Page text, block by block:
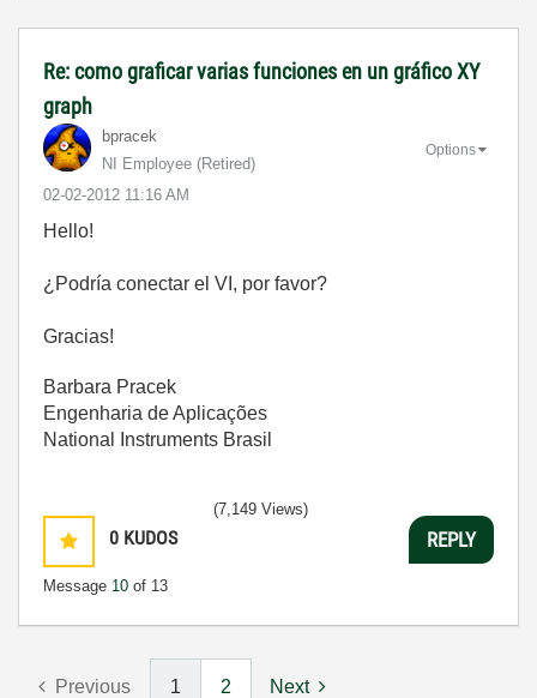
Re: como graficar varias funciones en un gráfico XY
graph
bpracek
NI Employee (retired)
‎02-02-2012 11:16 AM
Options
Hello!
¿Podría conectar el VI , por favor?
Gracias!
Barbara Pracek
Engenharia de Aplicações
National Instruments Brasil
0 KUDOS
Message 10 of 13
(7,149 Views)
REPLY
Previous 1 2 Next